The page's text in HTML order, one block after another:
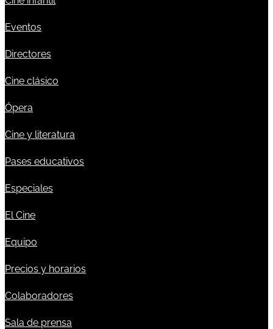
Eventos
Directores
Cine clásico
Ópera
Cine y literatura
Pases educativos
Especiales
El Cine
Equipo
Precios y horarios
Colaboradores
Sala de prensa